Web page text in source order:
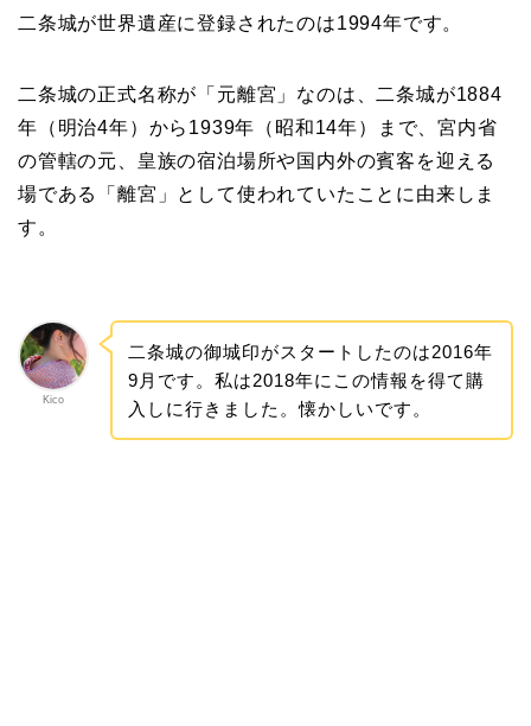
二条城が世界遺産に登録されたのは1994年です。
二条城の正式名称が「元離宮」なのは、二条城が1884
年（明治4年）から1939年（昭和14年）まで、宮内省
の管轄の元、皇族の宿泊場所や国内外の賓客を迎える
場である「離宮」として使われていたことに由来しま
す。
Kico
二条城の御城印がスタートしたのは2016年
9月です。私は2018年にこの情報を得て購
入しに行きました。懐かしいです。